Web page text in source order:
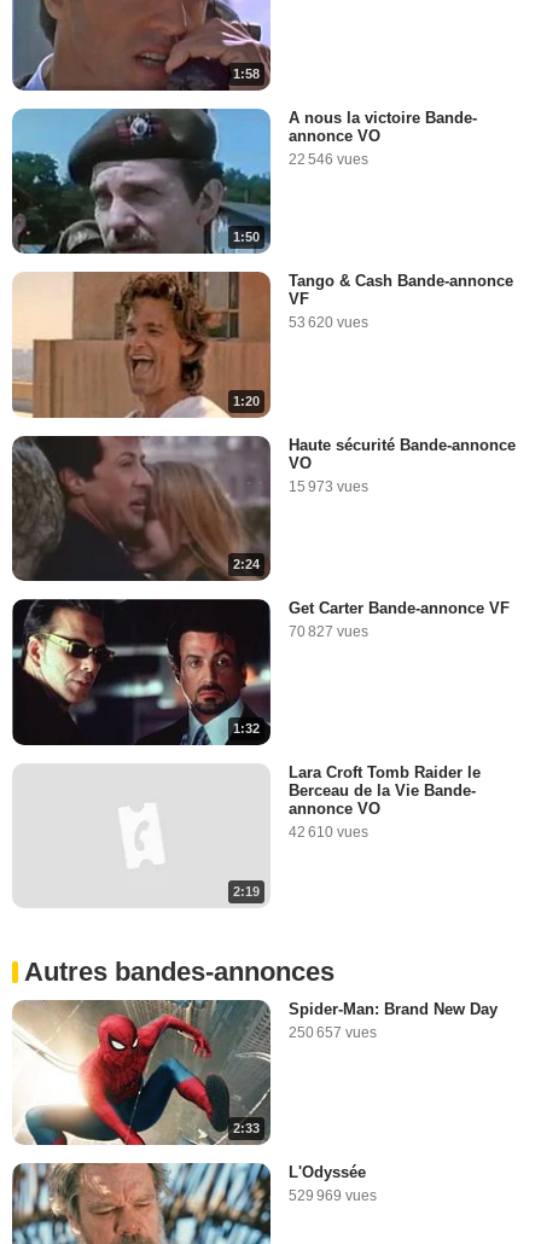
1:58
1:50
A nous la victoire Bande-
annonce VO
22 546 vues
1:20
Tango & Cash Bande-annonce
VF
53 620 vues
2:24
Haute sécurité Bande-annonce
VO
15 973 vues
1:32
Get Carter Bande-annonce VF
70 827 vues
2:19
Lara Croft Tomb Raider le
Berceau de la Vie Bande-
annonce VO
42 610 vues
Autres bandes-annonces
2:33
Spider-Man: Brand New Day
250 657 vues
L'Odyssée
529 969 vues